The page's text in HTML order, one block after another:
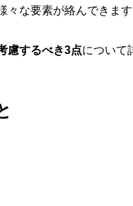
な要素が絡んできます
慮するべき3点について